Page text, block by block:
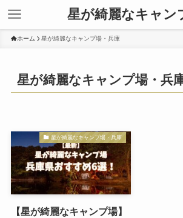
星が綺麗なキャン
ホーム 星が綺麗なキャンプ場・兵庫
星が綺麗なキャンプ場・兵
星が綺麗なキャンプ場・兵庫
【星が綺麗なキャンプ場】